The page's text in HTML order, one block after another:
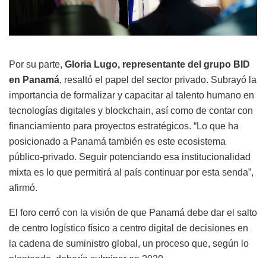
Por su parte, Gloria Lugo, representante del grupo BID
en Panamá, resaltó el papel del sector privado. Subrayó la
importancia de formalizar y capacitar al talento humano en
tecnologías digitales y blockchain, así como de contar con
financiamiento para proyectos estratégicos. “Lo que ha
posicionado a Panamá también es este ecosistema
público-privado. Seguir potenciando esa institucionalidad
mixta es lo que permitirá al país continuar por esta senda”,
afirmó.
El foro cerró con la visión de que Panamá debe dar el salto
de centro logístico físico a centro digital de decisiones en
la cadena de suministro global, un proceso que, según lo